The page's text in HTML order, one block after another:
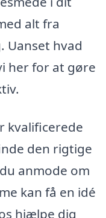
alt fra
Uanset hvad
her for at gøre
kvalificerede
den rigtige
anmode om
kan få en idé
hjælpe dig